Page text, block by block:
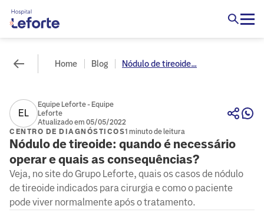
Home Blog Nódulo de tireoide...
EL
Equipe Leforte - Equipe
Leforte
Atualizado em 05/05/2022
CENTRO DE DIAGNÓSTICOS1 minuto de leitura
Nódulo de tireoide: quando é necessário
operar e quais as consequências?
Veja, no site do Grupo Leforte, quais os casos de nódulo
de tireoide indicados para cirurgia e como o paciente
pode viver normalmente após o tratamento.